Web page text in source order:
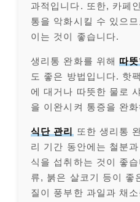
과적입니다. 또한, 카페
통을 악화시킬 수 있으
이는 것이 좋습니다.
생리통 완화를 위해 따
도 좋은 방법입니다. 핫
에 대거나 따뜻한 물로
을 이완시켜 통증을 완
식단 관리
또한 생리통
리 기간 동안에는 철분
식을 섭취하는 것이 좋
류, 붉은 살코기 등이 좋
질이 풍부한 과일과 채